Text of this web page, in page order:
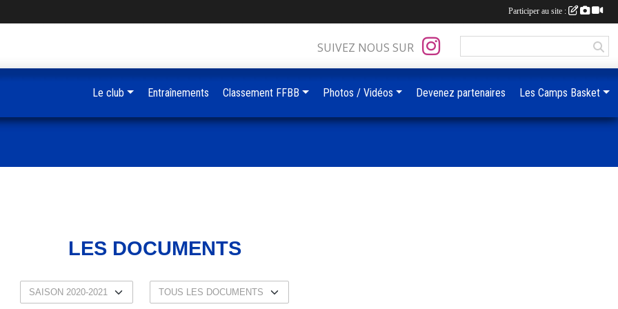
LES DOCUMENTS
SUIVEZ NOUS SUR
Le club Entraînements Classement FFBB Photos / Vidéos Devenez partenaires Les Camps Basket
Participer au site :